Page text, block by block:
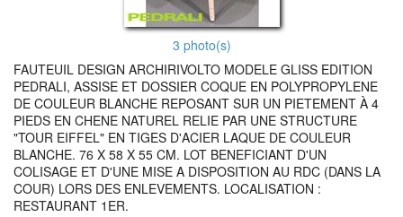
3 photo(s)
FAUTEUIL DESIGN ARCHIRIVOLTO MODELE GLISS EDITION
PEDRALI, ASSISE ET DOSSIER COQUE EN POLYPROPYLENE
DE COULEUR BLANCHE REPOSANT SUR UN PIETEMENT À 4
PIEDS EN CHENE NATUREL RELIE PAR UNE STRUCTURE
"TOUR EIFFEL" EN TIGES D'ACIER LAQUE DE COULEUR
BLANCHE. 76 X 58 X 55 CM. LOT BENEFICIANT D'UN
COLISAGE ET D'UNE MISE A DISPOSITION AU RDC (DANS LA
COUR) LORS DES ENLEVEMENTS. LOCALISATION :
RESTAURANT 1ER.